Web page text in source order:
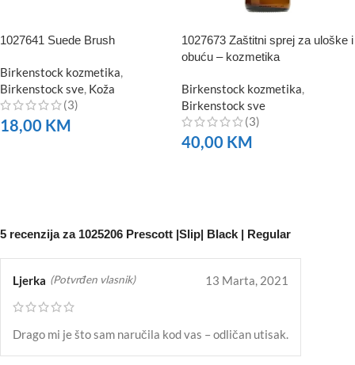
1027641 Suede Brush
Birkenstock kozmetika
Birkenstock sve Koža
(3)
18,00 KM
1027673 Zaštitni sprej za uloške i
obuću – kozmetika
Birkenstock kozmetika
Birkenstock sve
(3)
40,00 KM
5 recenzija za 1025206 Prescott |Slip| Black | Regular
Ljerka (Potvrđen vlasnik) 13 Marta, 2021
Drago mi je što sam naručila kod vas – odličan utisak.